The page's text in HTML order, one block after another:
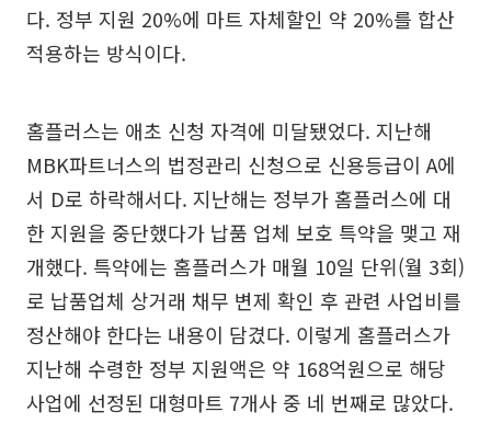
다. 정부 지원 20%에 마트 자체할인 약 20%를 합산
적용하는 방식이다.
홈플러스는 애초 신청 자격에 미달됐었다. 지난해
MBK파트너스의 법정관리 신청으로 신용등급이 A에
서 D로 하락해서다. 지난해는 정부가 홈플러스에 대
한 지원을 중단했다가 납품 업체 보호 특약을 맺고 재
개했다. 특약에는 홈플러스가 매월 10일 단위(월 3회)
로 납품업체 상거래 채무 변제 확인 후 관련 사업비를
정산해야 한다는 내용이 담겼다. 이렇게 홈플러스가
지난해 수령한 정부 지원액은 약 168억원으로 해당
사업에 선정된 대형마트 7개사 중 네 번째로 많았다.